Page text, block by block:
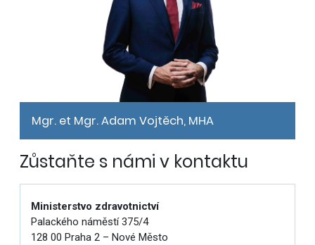
Mgr. et Mgr. Adam Vojtěch, MHA
Zůstaňte s námi v kontaktu
Ministerstvo zdravotnictví
Palackého náměstí 375/4
128 00 Praha 2 – Nové Město